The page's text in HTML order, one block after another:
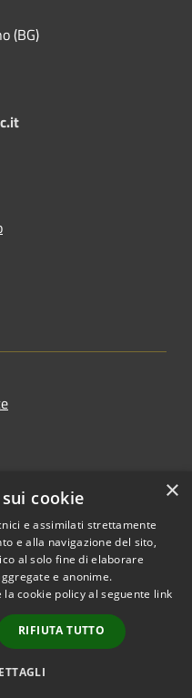
(BG)
Copyright © 2026 • Comune di
Stezzano • Powered by
Municipium•
Accesso
redazione
×
cookie
e assimilati strettamente
e alla navigazione del sito,
al solo fine di elaborare
e anonime.
cookie policy al seguente link
RIFIUTA TUTTO